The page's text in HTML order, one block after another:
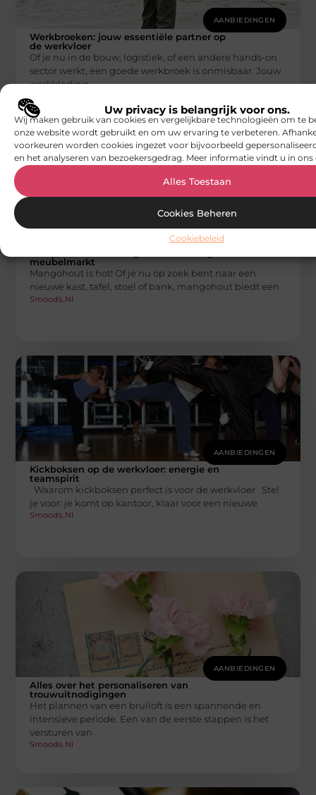
Uw privacy is belangrijk voor ons.
Wij maken gebruik van cookies en vergelijkbare technologieën om te
onze website wordt gebruikt en om uw ervaring te verbeteren.
voorkeuren worden cookies ingezet voor bijvoorbeeld
en het analyseren van bezoekersgedrag. Meer informatie vindt u in ons
Alles Toestaan
Cookies Beheren
Cookiebeleid
AANBIEDINGEN
Werkbroeken: jouw essentiële partner op
de werkvloer
Of je nu in de bouw, logistiek, of een andere hands-on
sector werkt, een goede werkbroek is onmisbaar. Jouw
werkkleding
AANBIEDINGEN
meubelmarkt
Mangohout is hot! Of je nu op zoek bent naar een
nieuwe kast, tafel, stoel of bank, mangohout biedt een
Smoods.nl
AANBIEDINGEN
Kickboksen op de werkvloer: energie en
teamspirit
Waarom kickboksen perfect is voor de werkvloer Stel
je voor: je komt op kantoor, klaar voor een nieuwe
Smoods.nl
AANBIEDINGEN
Alles over het personaliseren van
trouwuitnodigingen
Het plannen van een bruiloft is een spannende en
intensieve periode. Een van de eerste stappen is het
versturen van
Smoods.nl